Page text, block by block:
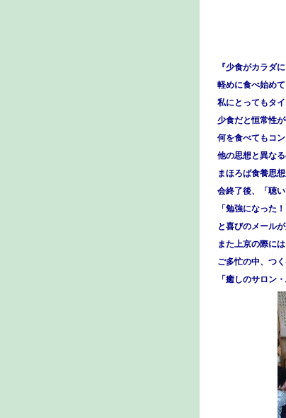
『少食がカラダ
軽めに食べ始めて
私にとってもタ
少食だと恒常性
何を食べてもコ
他の思想と異な
まほろば食養思
会終了後、「聴い
「勉強になった！
と喜びのメールが
また上京の際に
ご多忙の中、つ
「癒しのサロン